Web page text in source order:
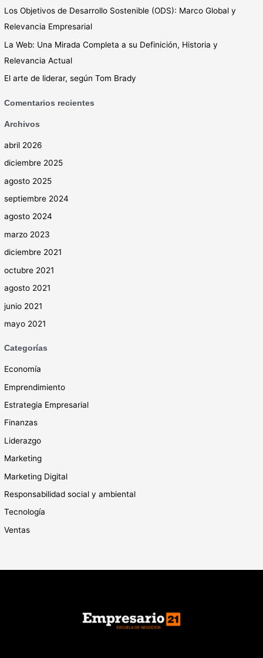
p
o
Los Objetivos de Desarrollo Sostenible (ODS): Marco Global y
Relevancia Empresarial
La Web: Una Mirada Completa a su Definición, Historia y
Relevancia Actual
El arte de liderar, según Tom Brady
Comentarios recientes
Archivos
abril 2026
diciembre 2025
agosto 2025
septiembre 2024
agosto 2024
marzo 2023
diciembre 2021
octubre 2021
agosto 2021
junio 2021
mayo 2021
Categorías
Economía
Emprendimiento
Estrategia Empresarial
Finanzas
Liderazgo
Marketing
Marketing Digital
Responsabilidad social y ambiental
Tecnología
Ventas